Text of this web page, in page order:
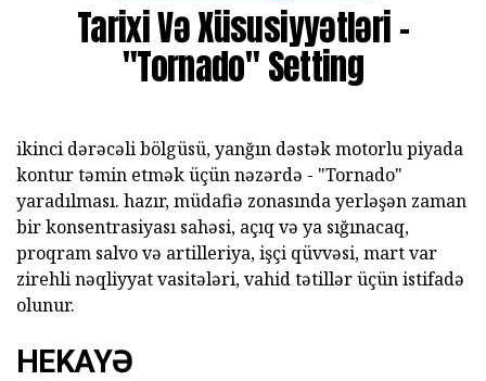
Tarixi Və Xüsusiyyətləri -
"Tornado" Setting
ikinci dərəcəli bölgüsü, yanğın dəstək motorlu piyada
kontur təmin etmək üçün nəzərdə - "Tornado"
yaradılması. hazır, müdafiə zonasında yerləşən zaman
bir konsentrasiyası sahəsi, açıq və ya sığınacaq,
proqram salvo və artilleriya, işçi qüvvəsi, mart var
zirehli nəqliyyat vasitələri, vahid tətillər üçün istifadə
olunur.
HEKAYƏ